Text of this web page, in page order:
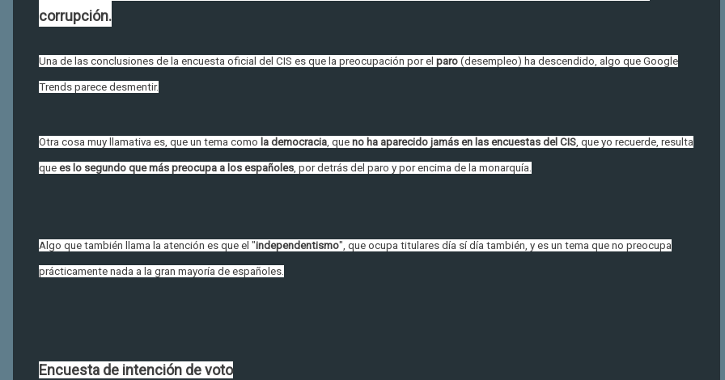
corrupción.
Una de las conclusiones de la encuesta oficial del CIS es que la preocupación por el paro (desempleo) ha descendido, algo que Google
Trends parece desmentir.
Otra cosa muy llamativa es, que un tema como la democracia , que no ha aparecido jamás en las encuestas del CIS , que yo recuerde, resulta
que es lo segundo que más preocupa a los españoles , por detrás del paro y por encima de la monarquía.
Algo que también llama la atención es que el "independentismo", que ocupa titulares día sí día también, y es un tema que no preocupa
prácticamente nada a la gran mayoría de españoles.
Encuesta de intención de voto